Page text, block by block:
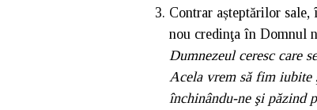
Contrar așteptărilor
nou credinţa în Domnul
Dumnezeul ceresc care
Acela vrem să fim iubite
închinându-ne şi păzind